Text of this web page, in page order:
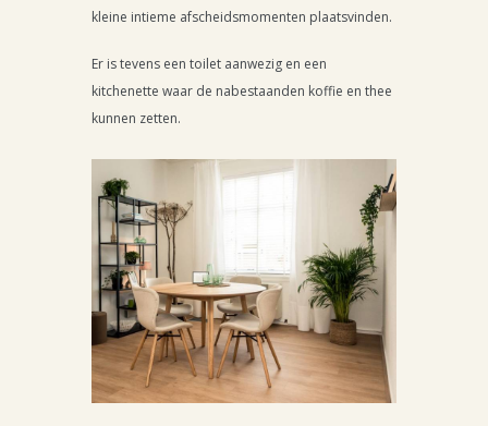
kleine intieme afscheidsmomenten plaatsvinden.
Er is tevens een toilet aanwezig en een
kitchenette waar de nabestaanden koffie en thee
kunnen zetten.